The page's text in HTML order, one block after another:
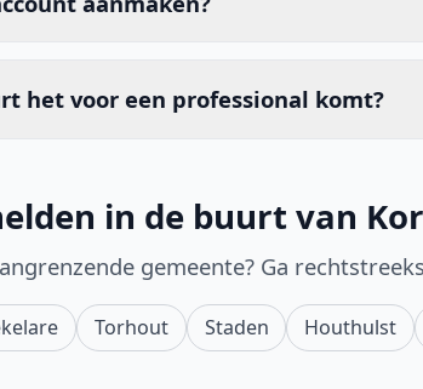
het voor een professional komt?
in de buurt van
gemeente? Ga
Torhout Staden Houthulst